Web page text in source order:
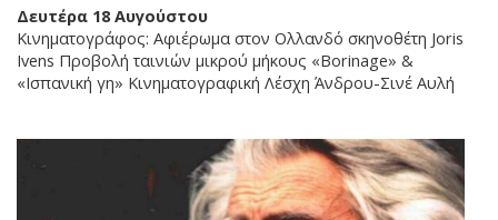
Δευτέρα 18 Αυγούστου
Κινηματογράφος: Αφιέρωμα στον Ολλανδό σκηνοθέτη Joris
Ivens Προβολή ταινιών μικρού μήκους «Borinage» &
«Ισπανική γη» Κινηματογραφική Λέσχη Άνδρου-Σινέ Αυλή